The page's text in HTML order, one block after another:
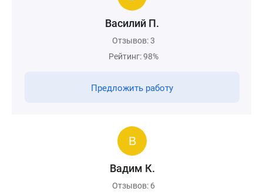
Василий П.
Отзывов: 3
Рейтинг: 98%
Предложить работу
Вадим К.
Отзывов: 6